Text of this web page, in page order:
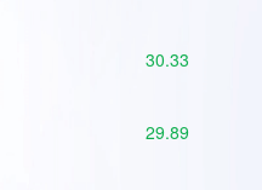
30.33
29.89